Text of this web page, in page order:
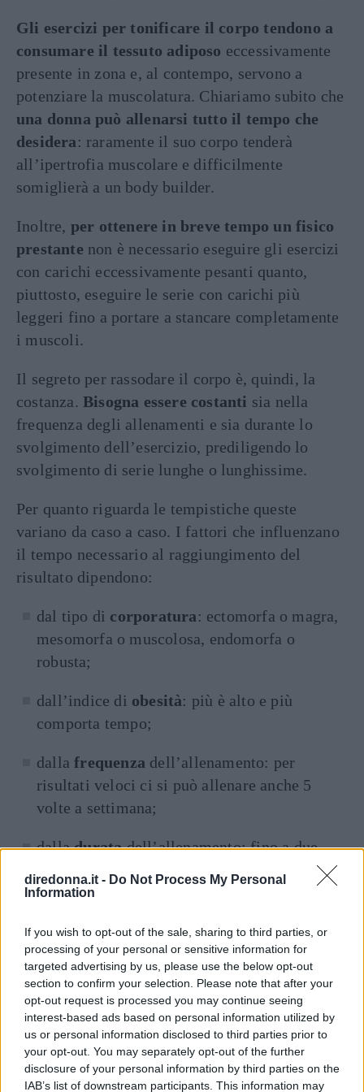
diredonna.it - Do Not Process My Personal
Information
If you wish to opt-out of the sale, sharing to third parties, or
processing of your personal or sensitive information for
targeted advertising by us, please use the below opt-out
section to confirm your selection. Please note that after your
opt-out request is processed you may continue seeing
interest-based ads based on personal information utilized by
us or personal information disclosed to third parties prior to
your opt-out. You may separately opt-out of the further
disclosure of your personal information by third parties on the
IAB’s list of downstream participants. This information may
Gli esercizi per tonificare il corpo tendono a
consumare il tessuto adiposo eccessivamente
presente in zona e, al contempo, servono a
potenziare la muscolatura. Chiariamo subito che
una donna può allenarsi tutto il tempo che
desidera: raramente il suo corpo tenderà
all’ipertrofia muscolare e difficilmente
somiglierà a un body builder.
Inoltre, per ottenere in breve tempo un fisico
prestante non è necessario eseguire gli esercizi
con carichi eccessivamente pesanti quanto,
piuttosto, eseguire le serie con carichi più
leggeri fino a portare a stancare completamente
i muscoli.
Il segreto per rassodare il corpo è, quindi, la
costanza. Bisogna essere costanti sia nella
frequenza degli allenamenti e sia durante lo
svolgimento dell’esercizio, prediligendo lo
svolgimento di serie lunghe o lunghissime.
Per quanto riguarda le tempistiche queste
variano da caso a caso. I fattori che influenzano
il tempo necessario al raggiungimento del
risultato dipendono:
dal tipo di corporatura: ectomorfa o magra,
mesomorfa o muscolosa, endomorfa o
robusta;
dall’indice di obesità: più è alto e più
comporta tempo;
dallafrequenza dell’allenamento: per
risultati veloci ci si può allenare anche 5
volte a settimana;
dalladuratadell’allenamento: fino a due
valido aiuto.
Di seguito potete trovare numerosi consigli su
come rassodare e tonificare le zone cascanti
del corpo, in ogni caso si raccomanda di non
strafare e di allenarsi nel pieno rispetto delle
proprie tempistiche.